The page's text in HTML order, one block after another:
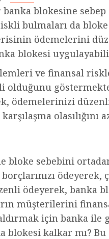
blokesine
bulmaları da bloke
ödemelerini
blokesi
ve finansal
olduğunu
ödemelerinizi
olasılığını
bloke sebebini
ödeyerek,
ödeyerek, banka
müşterilerini
için banka ile
kalkar mı? Bu